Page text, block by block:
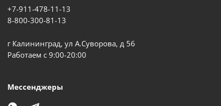
+7-911-478-11-13
8-800-300-81-13
г Калининград, ул А.Суворова, д 56
Работаем с 9:00-20:00
Мессенджеры